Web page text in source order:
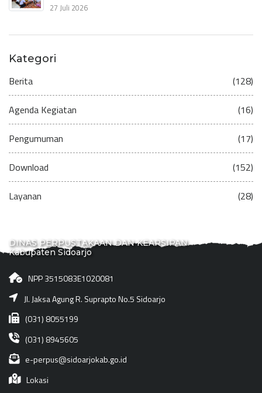
27 Juli 2026
Kategori
Berita (128)
Agenda Kegiatan (16)
Pengumuman (17)
Download (152)
Layanan (28)
DINAS PERPUSTAKAAN DAN KEARSIPAN
Kabupaten Sidoarjo
NPP 3515083E1020081
Jl. Jaksa Agung R. Suprapto No.5 Sidoarjo
(031) 8055199
(031) 8945605
e-perpus@sidoarjokab.go.id
Lokasi